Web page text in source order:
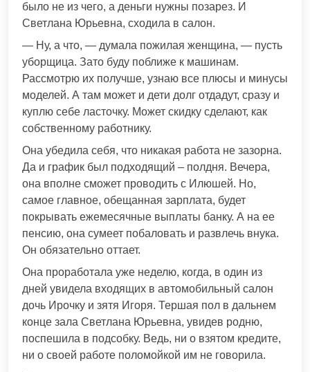
было не из чего, а деньги нужны позарез. И
Светлана Юрьевна, сходила в салон.
— Ну, а что, — думала пожилая женщина, — пусть
уборщица. Зато буду поближе к машинам.
Рассмотрю их получше, узнаю все плюсы и минусы
моделей. А там может и дети долг отдадут, сразу и
куплю себе ласточку. Может скидку сделают, как
собственному работнику.
Она убедила себя, что никакая работа не зазорна.
Да и график был подходящий – полдня. Вечера,
она вполне сможет проводить с Илюшей. Но,
самое главное, обещанная зарплата, будет
покрывать ежемесячные выплаты банку. А на ее
пенсию, она сумеет побаловать и развлечь внука.
Он обязательно оттает.
Она проработала уже неделю, когда, в один из
дней увидела входящих в автомобильный салон
дочь Ирочку и зятя Игоря. Тершая пол в дальнем
конце зала Светлана Юрьевна, увидев родню,
поспешила в подсобку. Ведь, ни о взятом кредите,
ни о своей работе поломойкой им не говорила.